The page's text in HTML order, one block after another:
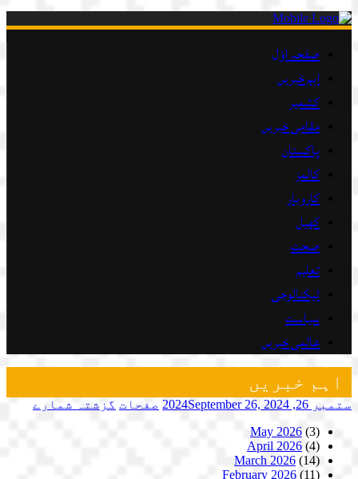
صفحہ اوّل
اہم خبریں
کشمیر
مقامی خبریں
پاکستان
کالمز
کاروبار
کھیل
صحت
تعلیم
ٹیکنالوجی
سیاست
عالمی خبریں
اہم خبریں
ستمبر 26, 2024 September 26, 2024 صفحات گزشتہ شمارے
May 2026 (3)
April 2026 (4)
March 2026 (14)
February 2026 (11)